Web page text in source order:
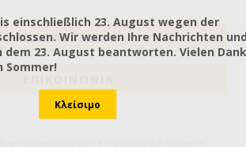
ΑΞΙΟΛΟΓΉΣΕΙΣ
einschließlich 23. August wegen der
Wir werden Ihre Nachrichten
dem 23. August beantworten. Vielen Dank
Sommer!